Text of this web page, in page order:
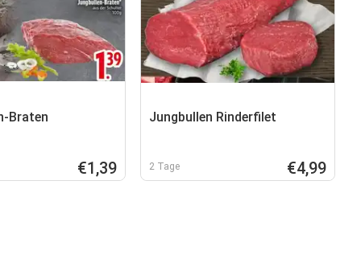
Braten
€1,39
Jungbullen Rinderfilet
2 Tage €4,99